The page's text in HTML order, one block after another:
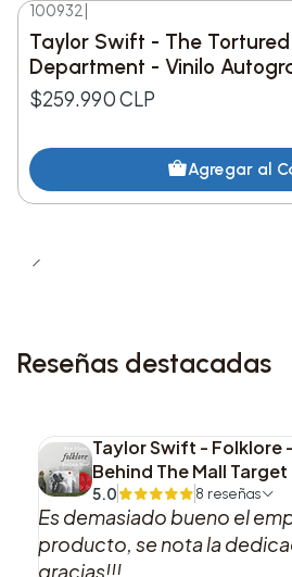
Nuevo
100932
Taylor Swift - The Tortured
Department - Vinilo
$259.990 CLP
Agregar al
Reseñas destacadas
Taylor Swift - Folklore
Behind The Mall
5.0 8 reseñas
Es demasiado bueno el
producto, se nota la
gracias!!!